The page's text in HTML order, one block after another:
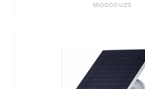
690000 UZS